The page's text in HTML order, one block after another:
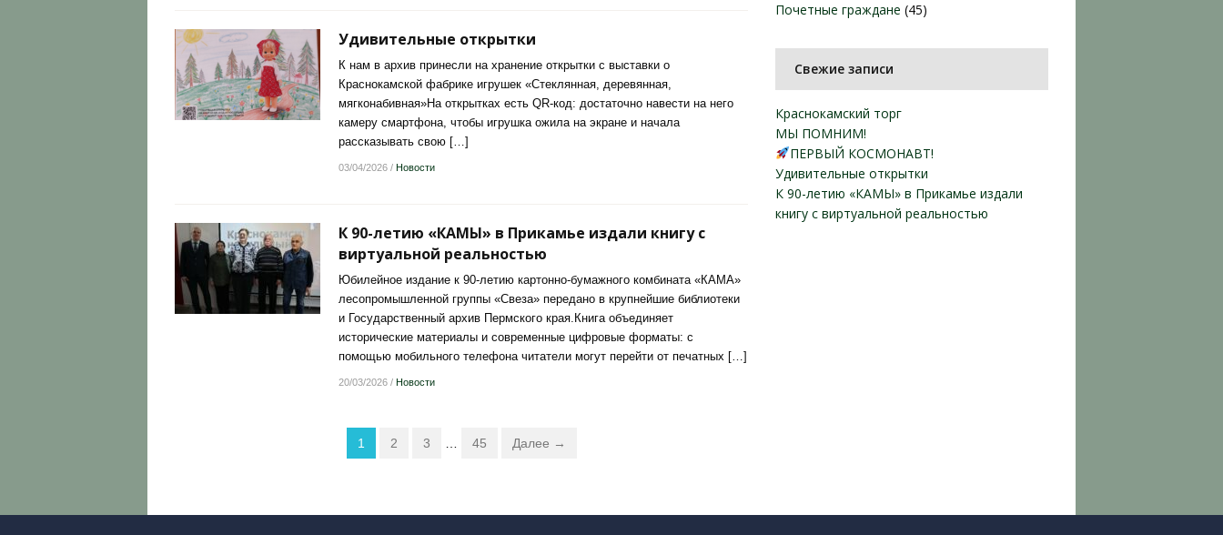
Удивительные открытки
К нам в архив принесли на хранение открытки с выставки о
Краснокамской фабрике игрушек «Стеклянная, деревянная,
мягконабивная»На открытках есть QR-код: достаточно навести на него
камеру смартфона, чтобы игрушка ожила на экране и начала
рассказывать свою […]
03/04/2026/ Новости
К 90-летию «КАМЫ» в Прикамье издали книгу с
виртуальной реальностью
Юбилейное издание к 90-летию картонно-бумажного комбината «КАМА»
лесопромышленной группы «Свеза» передано в крупнейшие библиотеки
и Государственный архив Пермского края.Книга объединяет
исторические материалы и современные цифровые форматы: с
помощью мобильного телефона читатели могут перейти от печатных […]
20/03/2026/ Новости
1 2 3 45 Далее →
Почетные граждане (45)
Свежие записи
Краснокамский торг
МЫ ПОМНИМ!
ПЕРВЫЙ КОСМОНАВТ!
Удивительные открытки
К 90-летию «КАМЫ» в Прикамье издали
книгу с виртуальной реальностью